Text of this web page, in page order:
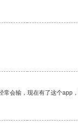
会输，现在有了这个app